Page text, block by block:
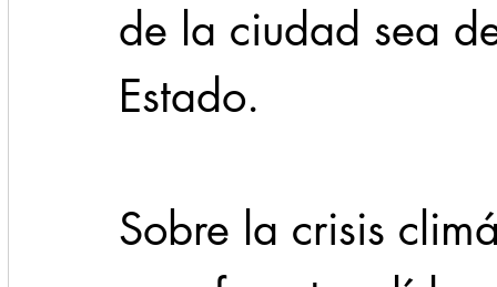
de la ciudad sea
Estado.
Sobre la crisis